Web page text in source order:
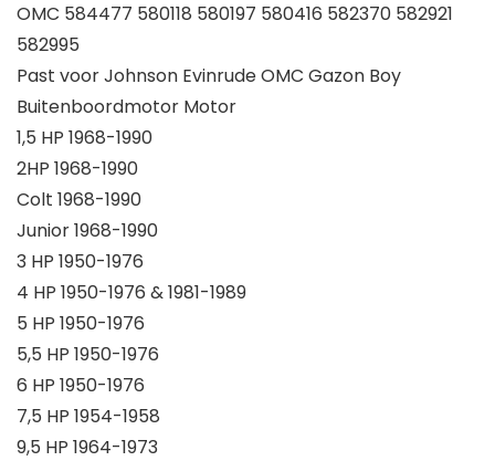
OMC 584477 580118 580197 580416 582370 582921
582995
Past voor Johnson Evinrude OMC Gazon Boy
Buitenboordmotor Motor
1,5 HP 1968-1990
2HP 1968-1990
Colt 1968-1990
Junior 1968-1990
3 HP 1950-1976
4 HP 1950-1976 & 1981-1989
5 HP 1950-1976
5,5 HP 1950-1976
6 HP 1950-1976
7,5 HP 1954-1958
9,5 HP 1964-1973